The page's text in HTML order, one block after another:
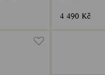
4 490 Kč